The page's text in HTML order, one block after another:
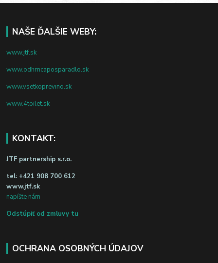
NAŠE ĎALŠIE WEBY:
www.jtf.sk
www.odhrncaposparadlo.sk
www.vsetkoprevino.sk
www.4toilet.sk
KONTAKT:
JTF partnership s.r.o.
tel: +421 908 700 612
www.jtf.sk
napíšte nám
Odstúpiť od zmluvy tu
OCHRANA OSOBNÝCH ÚDAJOV